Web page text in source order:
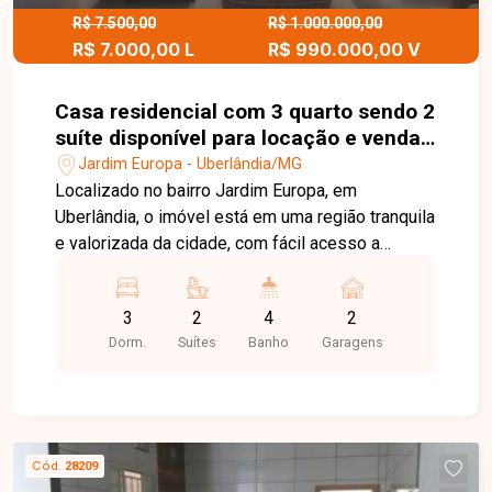
Jardim Karaíba Av. Dr. Laerte Vieira Gonçalves,
607 ? Santa Mônica
R$ 7.500,00
R$ 7.000,00 L
R$ 1.000.000,00
R$ 990.000,00 V
Casa residencial com 3 quarto sendo 2
suíte disponível para locação e venda
no bairro Jardim Europa em
Uberlândia-MG
Jardim Europa - Uberlândia/MG
Localizado no bairro Jardim Europa, em
Uberlândia, o imóvel está em uma região tranquila
e valorizada da cidade, com fácil acesso a
serviços. O bairro oferece boa infraestrutura, com
proximidade a supermercados, escolas,
farmácias e outras facilidades que garantem
com sala ampla e bem iluminada. Conta com 4
quartos com armários e ar-condicionado, sendo 2
3
Dorm.
2
Suítes
4
Banho
2
Garagens
Cód. 28209